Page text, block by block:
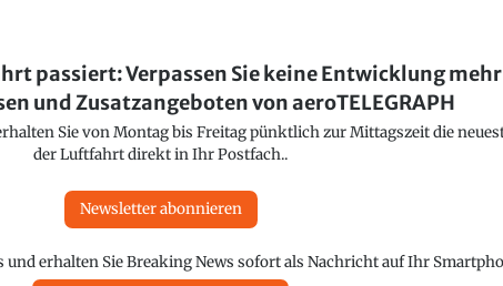
passiert: Verpassen Sie keine Entwicklung
und Zusatzangeboten von aeroTELEGRAPH
Sie von Montag bis Freitag pünktlich zur Mittagszeit die
der Luftfahrt direkt in Ihr Postfach..
Newsletter abonnieren
erhalten Sie Breaking News sofort als Nachricht auf Ihr